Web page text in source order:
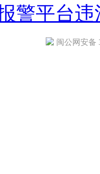
警平台违
闽公网安备